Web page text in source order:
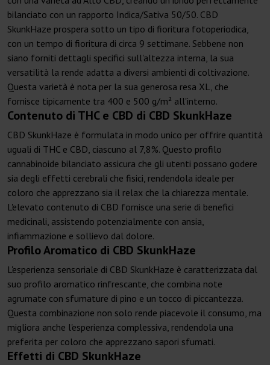
bilanciato con un rapporto Indica/Sativa 50/50. CBD
SkunkHaze prospera sotto un tipo di fioritura fotoperiodica,
con un tempo di fioritura di circa 9 settimane. Sebbene non
siano forniti dettagli specifici sull'altezza interna, la sua
versatilità la rende adatta a diversi ambienti di coltivazione.
Questa varietà è nota per la sua generosa resa XL, che
fornisce tipicamente tra 400 e 500 g/m² all'interno.
Contenuto di THC e CBD di CBD SkunkHaze
CBD SkunkHaze è formulata in modo unico per offrire quantità
uguali di THC e CBD, ciascuno al 7,8%. Questo profilo
cannabinoide bilanciato assicura che gli utenti possano godere
sia degli effetti cerebrali che fisici, rendendola ideale per
coloro che apprezzano sia il relax che la chiarezza mentale.
L'elevato contenuto di CBD fornisce una serie di benefici
medicinali, assistendo potenzialmente con ansia,
infiammazione e sollievo dal dolore.
Profilo Aromatico di CBD SkunkHaze
L'esperienza sensoriale di CBD SkunkHaze è caratterizzata dal
suo profilo aromatico rinfrescante, che combina note
agrumate con sfumature di pino e un tocco di piccantezza.
Questa combinazione non solo rende piacevole il consumo, ma
migliora anche l'esperienza complessiva, rendendola una
preferita per coloro che apprezzano sapori sfumati.
Effetti di CBD SkunkHaze